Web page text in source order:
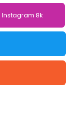
Instagram 8k